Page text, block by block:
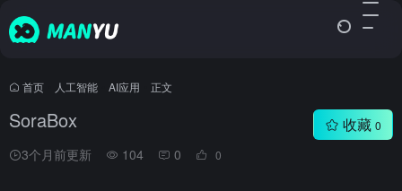
首页 人工智能 AI应用 正文
SoraBox
3个月前更新 104 0 0
收藏 0